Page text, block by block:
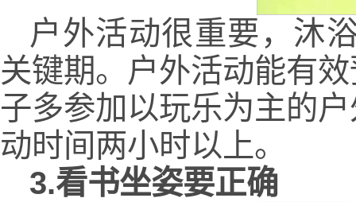
户外活动很重要，沐
关键期。户外活动能有
子多参加以玩乐为主的
动时间两小时以上。
3.看书坐姿要正确